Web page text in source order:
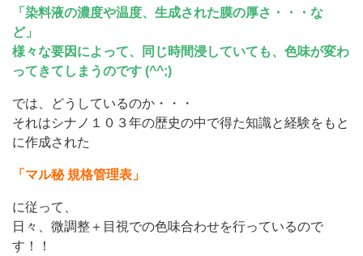
「染料液の濃度や温度、生成された膜の厚さ・・・な
ど」
様々な要因によって、同じ時間浸していても、色味が変わ
ってきてしまうのです (^^;)
では、どうしているのか・・・
それはシナノ１０３年の歴史の中で得た知識と経験をもと
に作成された
「マル秘 規格管理表」
に従って、
日々、微調整＋目視での色味合わせを行っているので
す！！